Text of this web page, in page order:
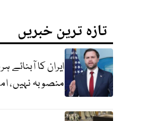
تازہ ترین خبریں
ایران کا آبنائے
منصوبہ نہیں،